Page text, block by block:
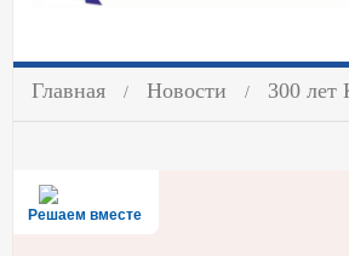
Главная Новости 300
Решаем вместе